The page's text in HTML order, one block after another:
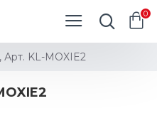
0
Арт. KL-MOXIE2